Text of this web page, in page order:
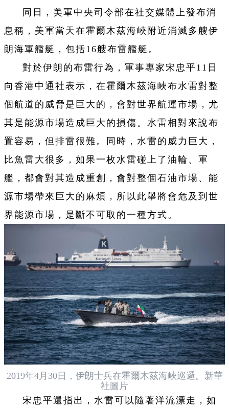
同日，美軍中央司令部在社交媒體上發布消
息稱，美軍當天在霍爾木茲海峽附近消滅多艘伊
朗海軍艦艇，包括16艘布雷艦艇。
對於伊朗的布雷行為，軍事專家宋忠平11日
向香港中通社表示，在霍爾木茲海峽布水雷對整
個航道的威脅是巨大的，會對世界航運市場，尤
其是能源市場造成巨大的損傷。水雷相對來說布
置容易，但排雷很難。同時，水雷的威力巨大，
比魚雷大很多，如果一枚水雷碰上了油輪、軍
艦，都會對其造成重創，會對整個石油市場、能
源市場帶來巨大的麻煩，所以此舉將會危及到世
界能源市場，是斷不可取的一種方式。
2019年4月30日，伊朗士兵在霍爾木茲海峽巡邏。新華
社圖片
宋忠平還指出，水雷可以隨著洋流漂走，如